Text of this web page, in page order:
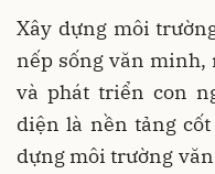
Xây dựng môi
nếp sống văn minh,
và phát triển con
diện là nền tảng
dựng môi trường